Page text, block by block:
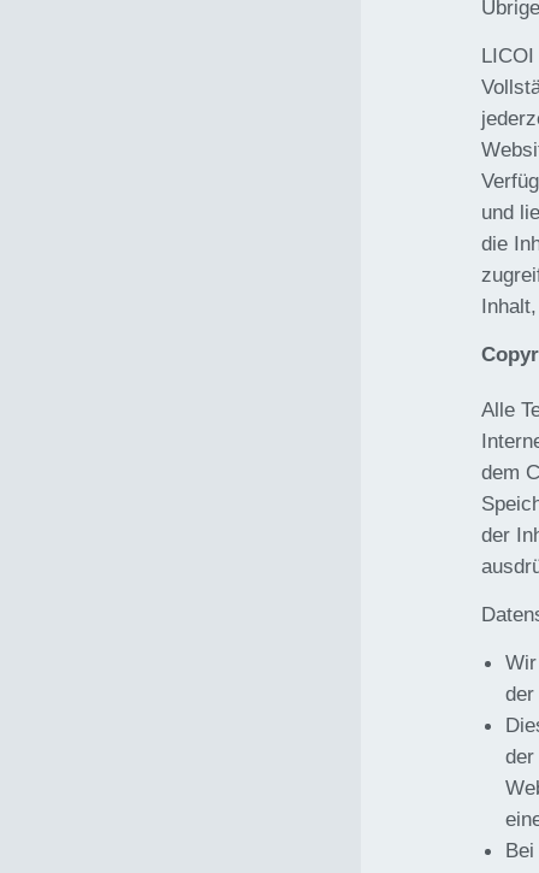
und
die
Alle
dem
der
der
der